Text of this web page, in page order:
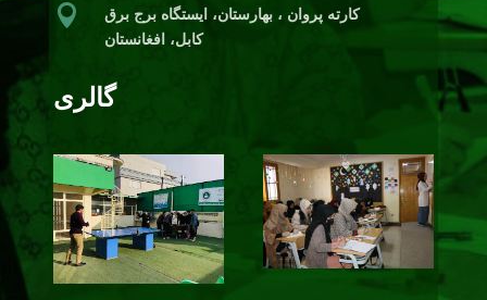

کارته پروان ، بهارستان،‌ ایستگاه برج برق
کابل، افغانستان
گالری